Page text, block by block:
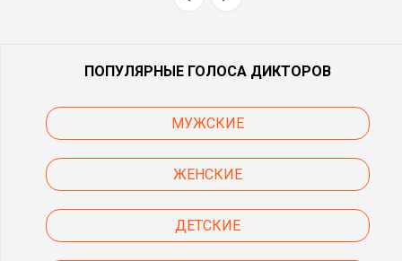
ПОПУЛЯРНЫЕ ГОЛОСА ДИКТОРОВ
МУЖСКИЕ
ЖЕНСКИЕ
ДЕТСКИЕ